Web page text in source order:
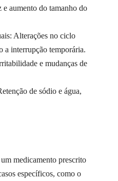
aumento do tamanho do
Alterações no ciclo
a interrupção temporária.
e mudanças de
de sódio e água,
medicamento prescrito
específicos, como o